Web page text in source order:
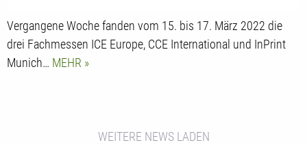
Vergangene Woche fanden vom 15. bis 17. März 2022 die
drei Fachmessen ICE Europe, CCE International und InPrint
Munich… MEHR
WEITERE NEWS LADEN